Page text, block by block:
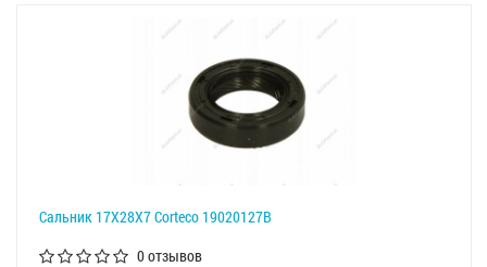
Сальник 17X28X7 Corteco 19020127B
0 отзывов